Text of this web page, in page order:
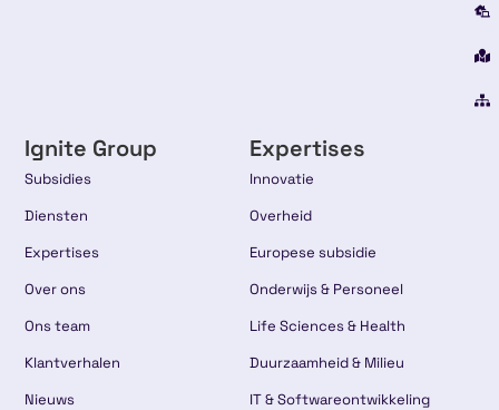
Ignite Group
Subsidies
Diensten
Expertises
Over ons
Ons team
Klantverhalen
Nieuws
Expertises
Innovatie
Overheid
Europese subsidie
Onderwijs & Personeel
Life Sciences & Health
Duurzaamheid & Milieu
IT & Softwareontwikkeling